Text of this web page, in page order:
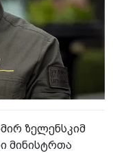
ზელენსკიმ
მინისტრთა